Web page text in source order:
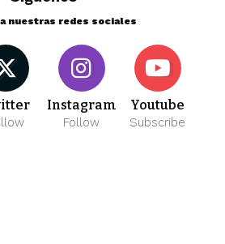
nuestras redes sociales
Instagram
Follow
Youtube
Subscribe